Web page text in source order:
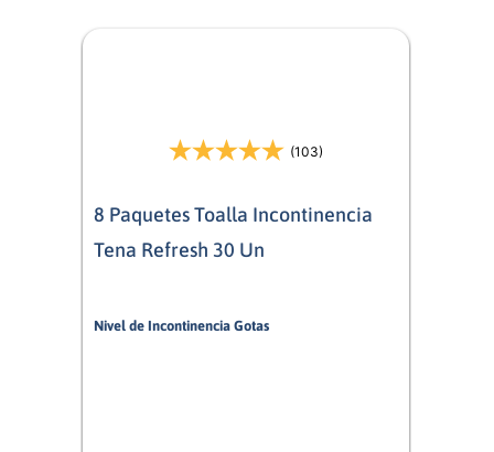
(103)
8 Paquetes Toalla Incontinencia
Tena Refresh 30 Un
Nivel de Incontinencia Gotas